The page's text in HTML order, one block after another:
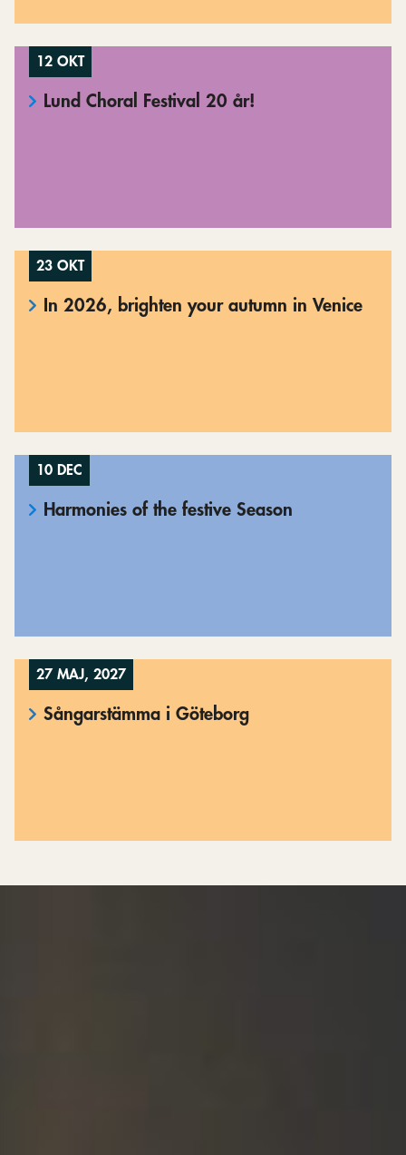
12 OKT
Lund Choral Festival 20 år!
23 OKT
In 2026, brighten your autumn in Venice
10 DEC
Harmonies of the festive Season
27 MAJ, 2027
Sångarstämma i Göteborg